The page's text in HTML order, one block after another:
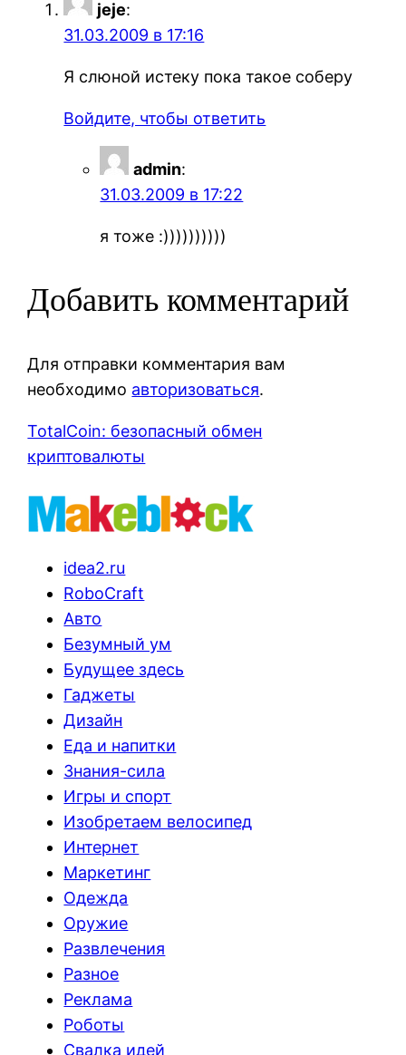
jeje:
31.03.2009 в 17:16
Я слюной истеку пока такое соберу
Войдите, чтобы ответить
admin:
31.03.2009 в 17:22
я тоже :))))))))))
Добавить комментарий
Для отправки комментария вам
необходимо авторизоваться.
TotalCoin: безопасный обмен
криптовалюты
idea2.ru
RoboCraft
Авто
Безумный ум
Будущее здесь
Гаджеты
Дизайн
Еда и напитки
Знания-сила
Игры и спорт
Изобретаем велосипед
Интернет
Маркетинг
Одежда
Оружие
Развлечения
Разное
Реклама
Роботы
Свалка идей